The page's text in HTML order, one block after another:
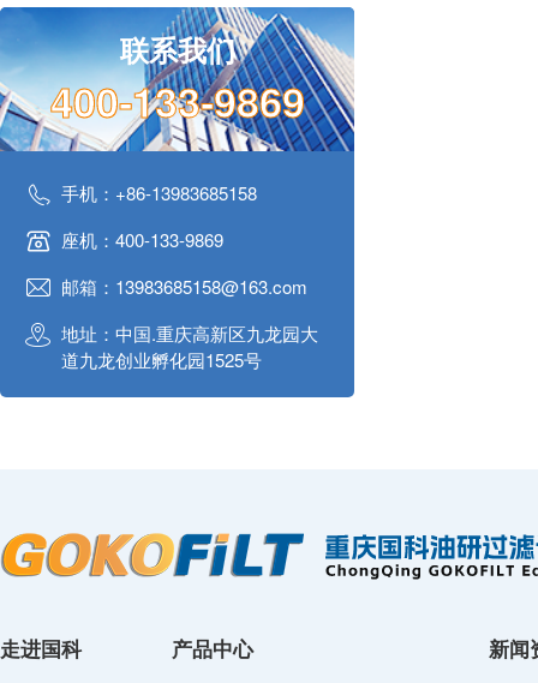
联系我们
400-133-9869
手机：+86-13983685158
座机：400-133-9869
邮箱：13983685158@163.com
地址：中国.重庆高新区九龙园大
道九龙创业孵化园1525号
走进国科 产品中心 新闻